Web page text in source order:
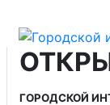
ГОРОДСКОЙ